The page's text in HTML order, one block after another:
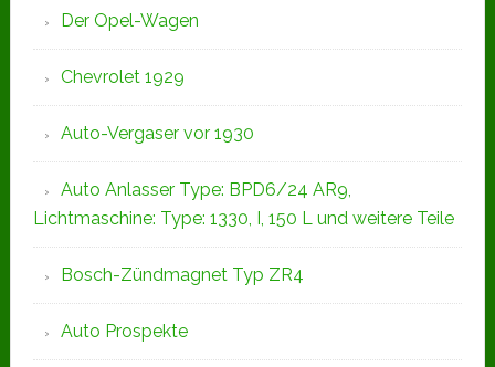
Der Opel-Wagen
Chevrolet 1929
Auto-Vergaser vor 1930
Auto Anlasser Type: BPD6/24 AR9,
Lichtmaschine: Type: 1330, I, 150 L und weitere Teile
Bosch-Zündmagnet Typ ZR4
Auto Prospekte